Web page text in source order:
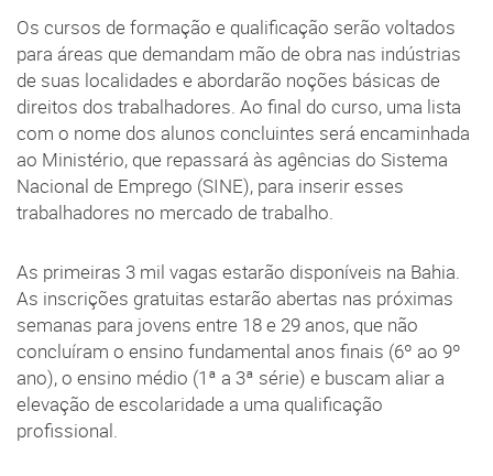
Os cursos de formação e qualificação serão voltados
para áreas que demandam mão de obra nas indústrias
de suas localidades e abordarão noções básicas de
direitos dos trabalhadores. Ao final do curso, uma lista
com o nome dos alunos concluintes será encaminhada
ao Ministério, que repassará às agências do Sistema
Nacional de Emprego (SINE), para inserir esses
trabalhadores no mercado de trabalho.
As primeiras 3 mil vagas estarão disponíveis na Bahia.
As inscrições gratuitas estarão abertas nas próximas
semanas para jovens entre 18 e 29 anos, que não
concluíram o ensino fundamental anos finais (6º ao 9º
ano), o ensino médio (1ª a 3ª série) e buscam aliar a
elevação de escolaridade a uma qualificação
profissional.